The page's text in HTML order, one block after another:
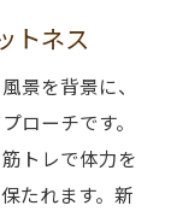
トネス
景を背景に、
ローチです。
トレで体力を
たれます。新